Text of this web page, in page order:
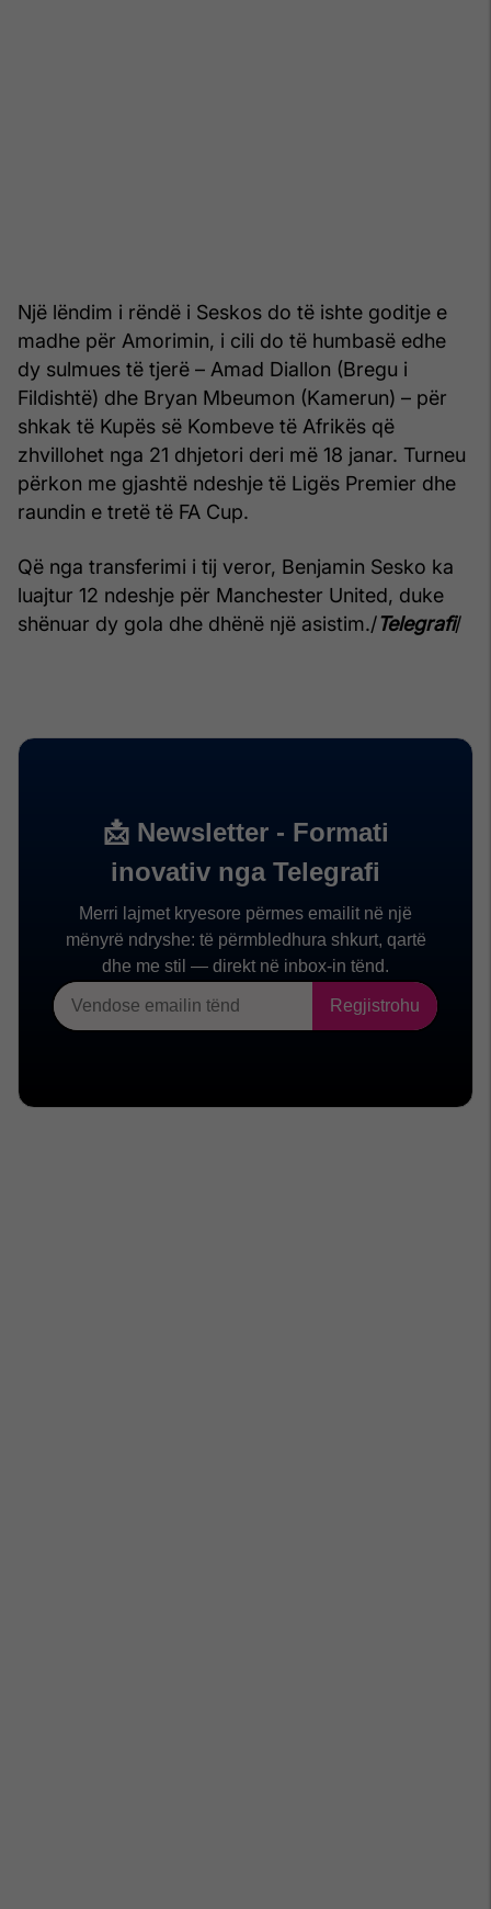
Një lëndim i rëndë i Seskos do të ishte goditje e
madhe për Amorimin, i cili do të humbasë edhe
dy sulmues të tjerë – Amad Diallon (Bregu i
Fildishtë) dhe Bryan Mbeumon (Kamerun) – për
shkak të Kupës së Kombeve të Afrikës që
zhvillohet nga 21 dhjetori deri më 18 janar. Turneu
përkon me gjashtë ndeshje të Ligës Premier dhe
raundin e tretë të FA Cup.
Që nga transferimi i tij veror, Benjamin Sesko ka
luajtur 12 ndeshje për Manchester United, duke
shënuar dy gola dhe dhënë një asistim./Telegrafi/